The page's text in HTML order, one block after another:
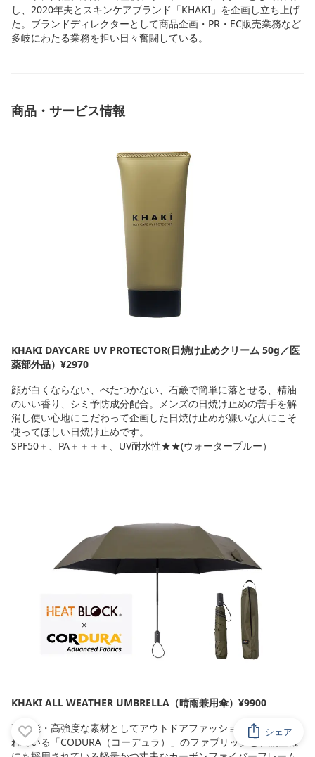
シェア
し、2020年夫とスキンケアブランド「KHAKI」を企画し立ち上げ
た。ブランドディレクターとして商品企画・PR・EC販売業務など
多岐にわたる業務を担い日々奮闘している。
商品・サービス情報
KHAKI DAYCARE UV PROTECTOR(日焼け止めクリーム 50g／医
薬部外品）¥2970
顔が白くならない、べたつかない、石鹸で簡単に落とせる、精油
のいい香り、シミ予防成分配合。メンズの日焼け止めの苦手を解
消し使い心地にこだわって企画した日焼け止めが嫌いな人にこそ
使ってほしい日焼け止めです。
SPF50＋、PA＋＋＋＋、UV耐水性★★(ウォータープルー）
KHAKI ALL WEATHER UMBRELLA（晴雨兼用傘）¥9900
高機能・高強度な素材としてアウトドアファッションでも注目さ
れている「CODURA（コーデュラ）」のファブリックと、航空機